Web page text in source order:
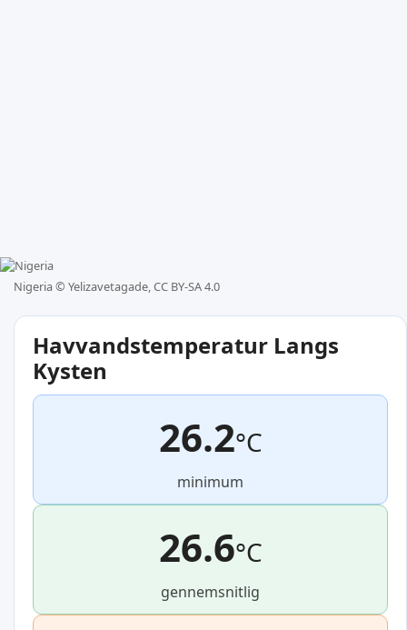
Nigeria © Yelizavetagade, CC BY-SA 4.0
Havvandstemperatur Langs
Kysten
26.2°C
minimum
26.6°C
gennemsnitlig